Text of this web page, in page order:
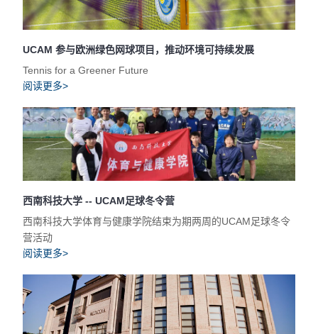
UCAM 参与欧洲绿色网球项目，推动环境可持续发展
Tennis for a Greener Future
阅读更多>
西南科技大学 -- UCAM足球冬令营
西南科技大学体育与健康学院结束为期两周的UCAM足球冬令
营活动
阅读更多>